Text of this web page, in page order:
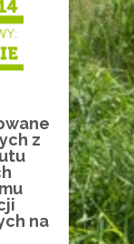
z
na